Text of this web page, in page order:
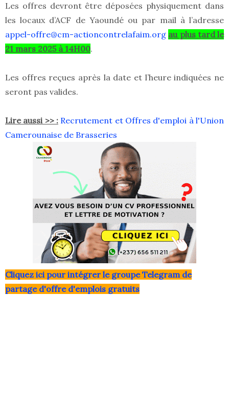
Les offres devront être déposées physiquement dans
les locaux d’ACF de Yaoundé ou par mail à l’adresse
appel-offre@cm-actioncontrelafaim.org au plus tard le
21 mars 2025 à 14H00.
Les offres reçues après la date et l’heure indiquées ne
seront pas valides.
Lire aussi >> : Recrutement et Offres d'emploi à l'Union
Camerounaise de Brasseries
Cliquez ici pour intégrer le groupe Telegram de
partage d'offre d'emplois gratuits